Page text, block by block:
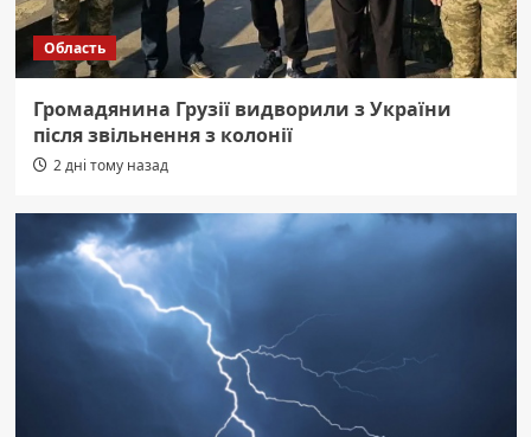
Область
Громадянина Грузії видворили з України
після звільнення з колонії
2 дні тому назад